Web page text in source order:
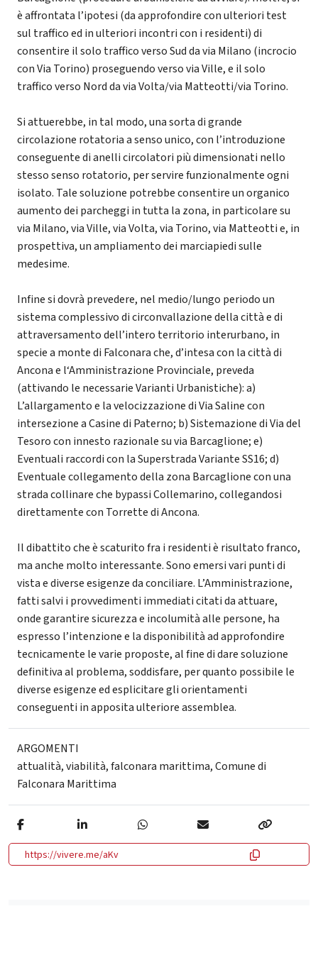
è affrontata l’ipotesi (da approfondire con ulteriori test
sul traffico ed in ulteriori incontri con i residenti) di
consentire il solo traffico verso Sud da via Milano (incrocio
con Via Torino) proseguendo verso via Ville, e il solo
traffico verso Nord da via Volta/via Matteotti/via Torino.
Si attuerebbe, in tal modo, una sorta di grande
circolazione rotatoria a senso unico, con l’introduzione
conseguente di anelli circolatori più dimensionati nello
stesso senso rotatorio, per servire funzionalmente ogni
isolato. Tale soluzione potrebbe consentire un organico
aumento dei parcheggi in tutta la zona, in particolare su
via Milano, via Ville, via Volta, via Torino, via Matteotti e, in
prospettiva, un ampliamento dei marciapiedi sulle
medesime.
Infine si dovrà prevedere, nel medio/lungo periodo un
sistema complessivo di circonvallazione della città e di
attraversamento dell’intero territorio interurbano, in
specie a monte di Falconara che, d’intesa con la città di
Ancona e l‘Amministrazione Provinciale, preveda
(attivando le necessarie Varianti Urbanistiche): a)
L’allargamento e la velocizzazione di Via Saline con
intersezione a Casine di Paterno; b) Sistemazione di Via del
Tesoro con innesto razionale su via Barcaglione; e)
Eventuali raccordi con la Superstrada Variante SS16; d)
Eventuale collegamento della zona Barcaglione con una
strada collinare che bypassi Collemarino, collegandosi
direttamente con Torrette di Ancona.
Il dibattito che è scaturito fra i residenti è risultato franco,
ma anche molto interessante. Sono emersi vari punti di
vista e diverse esigenze da conciliare. L’Amministrazione,
fatti salvi i provvedimenti immediati citati da attuare,
onde garantire sicurezza e incolumità alle persone, ha
espresso l’intenzione e la disponibilità ad approfondire
tecnicamente le varie proposte, al fine di dare soluzione
definitiva al problema, soddisfare, per quanto possibile le
diverse esigenze ed esplicitare gli orientamenti
conseguenti in apposita ulteriore assemblea.
ARGOMENTI
attualità,viabilità,falconara marittima,Comune di
Falconara Marittima
https://vivere.me/aKv